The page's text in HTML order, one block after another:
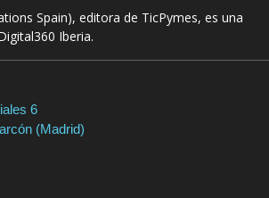
Spain), editora de TicPymes, es una
Iberia.
6
(Madrid)